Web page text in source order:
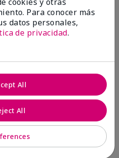
12
de las
tuvo una
más
la textura
y la
de la piel
Para conocer más
datos personales,
de privacidad.
All
All